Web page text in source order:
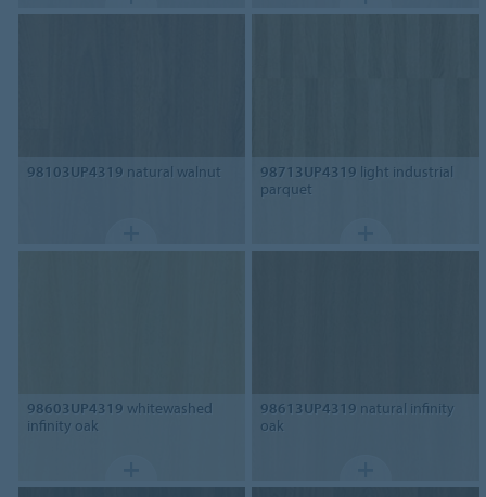
98103UP4319 natural walnut 98713UP4319 light industrial
parquet
98603UP4319 whitewashed
infinity oak
98613UP4319 natural infinity
oak